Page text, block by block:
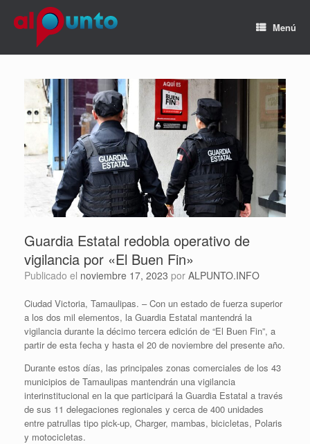
Menú
Guardia Estatal redobla operativo de
vigilancia por «El Buen Fin»
Publicado el noviembre 17, 2023 por ALPUNTO.INFO
Ciudad Victoria, Tamaulipas. – Con un estado de fuerza superior
a los dos mil elementos, la Guardia Estatal mantendrá la
vigilancia durante la décimo tercera edición de “El Buen Fin”, a
partir de esta fecha y hasta el 20 de noviembre del presente año.
Durante estos días, las principales zonas comerciales de los 43
municipios de Tamaulipas mantendrán una vigilancia
interinstitucional en la que participará la Guardia Estatal a través
de sus 11 delegaciones regionales y cerca de 400 unidades
entre patrullas tipo pick-up, Charger, mambas, bicicletas, Polaris
y motocicletas.